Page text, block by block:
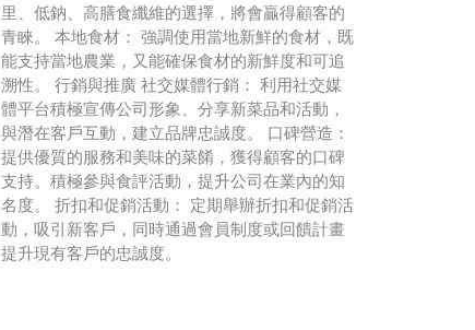
里、低鈉、高膳食纖維的選擇，將會贏得顧客的
青睞。 本地食材： 強調使用當地新鮮的食材，既
能支持當地農業，又能確保食材的新鮮度和可追
溯性。 行銷與推廣 社交媒體行銷： 利用社交媒
體平台積極宣傳公司形象、分享新菜品和活動，
與潛在客戶互動，建立品牌忠誠度。 口碑營造：
提供優質的服務和美味的菜餚，獲得顧客的口碑
支持。積極參與食評活動，提升公司在業內的知
名度。 折扣和促銷活動： 定期舉辦折扣和促銷活
動，吸引新客戶，同時通過會員制度或回饋計畫
提升現有客戶的忠誠度。